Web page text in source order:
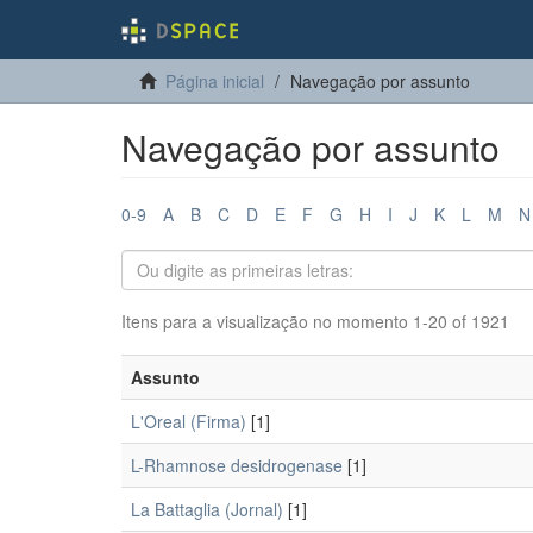
Página inicial Navegação por assunto
Navegação por assunto
0-9 A B C D E F G H I J K L M N
Itens para a visualização no momento 1-20 of 1921
Assunto
L'Oreal (Firma) [1]
L-Rhamnose desidrogenase [1]
La Battaglia (Jornal) [1]